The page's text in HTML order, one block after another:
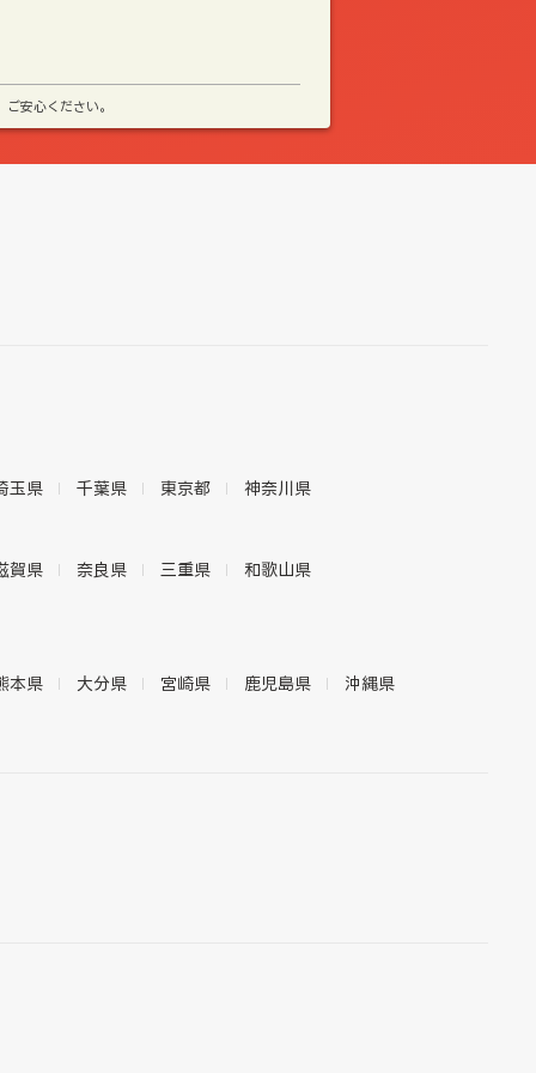
安心ください。
玉県 千葉県 東京都 神奈川県
賀県 奈良県 三重県 和歌山県
本県 大分県 宮崎県 鹿児島県 沖縄県